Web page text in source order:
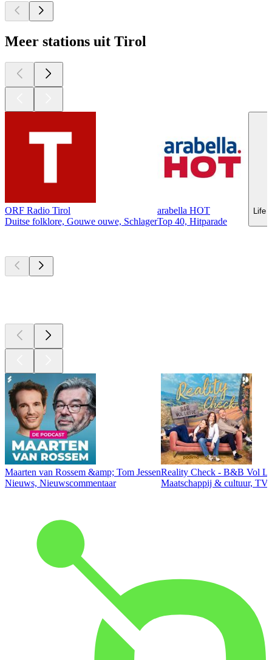
Meer stations uit Tirol
ORF Radio Tirol
Duitse folklore, Gouwe ouwe, Schlager
arabella HOT
Top 40, Hitparade
Life
Maarten van Rossem &amp; Tom Jessen
Nieuws, Nieuwscommentaar
Reality Check - B&B Vol
Maatschappij & cultuur,